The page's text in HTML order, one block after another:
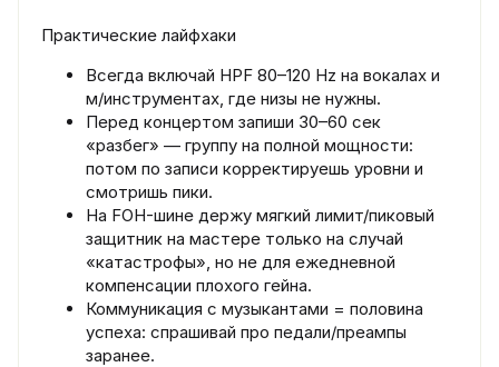
Практические лайфхаки
Всегда включай HPF 80–120 Hz на вокалах и
м/инструментах, где низы не нужны.
Перед концертом запиши 30–60 сек
«разбег» — группу на полной мощности:
потом по записи корректируешь уровни и
смотришь пики.
На FOH-шине держу мягкий лимит/пиковый
защитник на мастере только на случай
«катастрофы», но не для ежедневной
компенсации плохого гейна.
Коммуникация с музыкантами = половина
успеха: спрашивай про педали/преампы
заранее.